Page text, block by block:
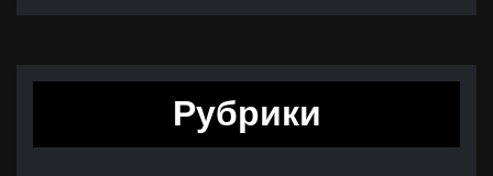
Рубрики